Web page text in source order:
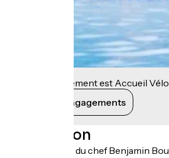
Cet établissement est Accueil
Voir ses engagements
Description
La philosophie du chef Benjamin